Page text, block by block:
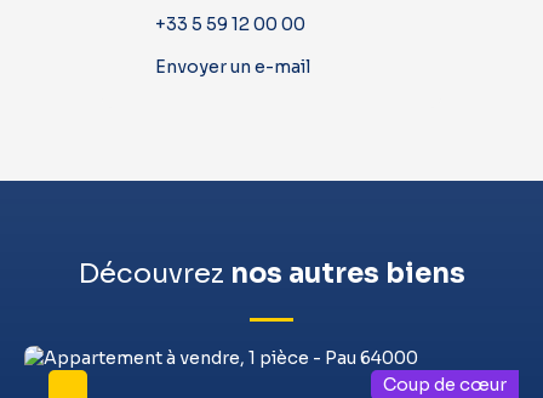
+33 5 59 12 00 00
Envoyer un e-mail
Découvrez nos autres biens
Coup de cœur